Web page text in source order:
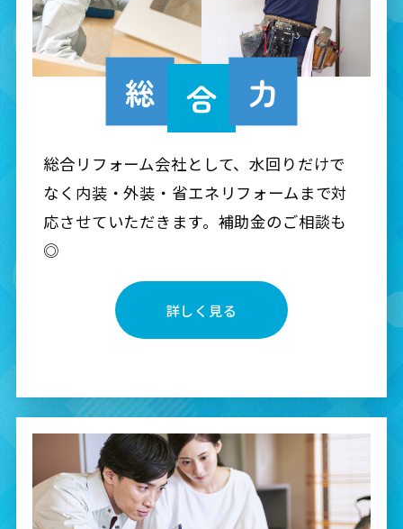
総合リフォーム会社として、水回りだけで
なく内装・外装・省エネリフォームまで対
応させていただきます。補助金のご相談も
◎
詳しく見る